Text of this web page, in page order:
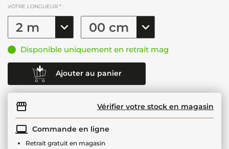
VOTRE LONGUEUR * :
Disponible uniquement en retrait mag
Ajouter au panier
Vérifier votre stock en magasin
Commande en ligne
Retrait gratuit en magasin